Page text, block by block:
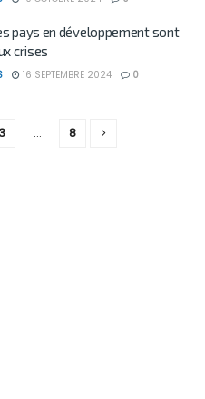
pays en développement sont
crises
16 SEPTEMBRE 2024 0
… 8